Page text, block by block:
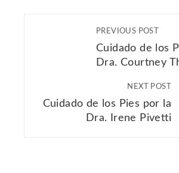
PREVIOUS POST
Cuidado de los
Dra. Courtney
NEXT POST
Cuidado de los Pies por la
Dra. Irene Pivetti